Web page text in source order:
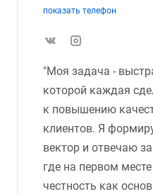
показать телефон
"Моя задача -
которой каждая
к повышению
клиентов. Я
вектор и отвечаю
где на первом
честность как